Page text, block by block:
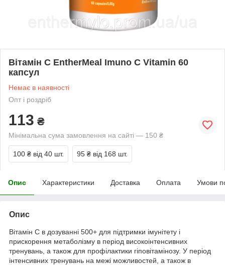
Вітамін С EntherMeal Imuno C Vitamin 60
капсул
Немає в наявності
Опт і роздріб
113 ₴
Мінімальна сума замовлення на сайті — 150 ₴
100 ₴ від 40 шт. 95 ₴ від 168 шт.
Опис Характеристики Доставка Оплата Умови
Опис
Вітамін С в дозуванні 500+ для підтримки імунітету і
прискорення метаболізму в період високоінтенсивних
тренувань, а також для профілактики гіповітамінозу. У період
інтенсивних тренувань на межі можливостей, а також в